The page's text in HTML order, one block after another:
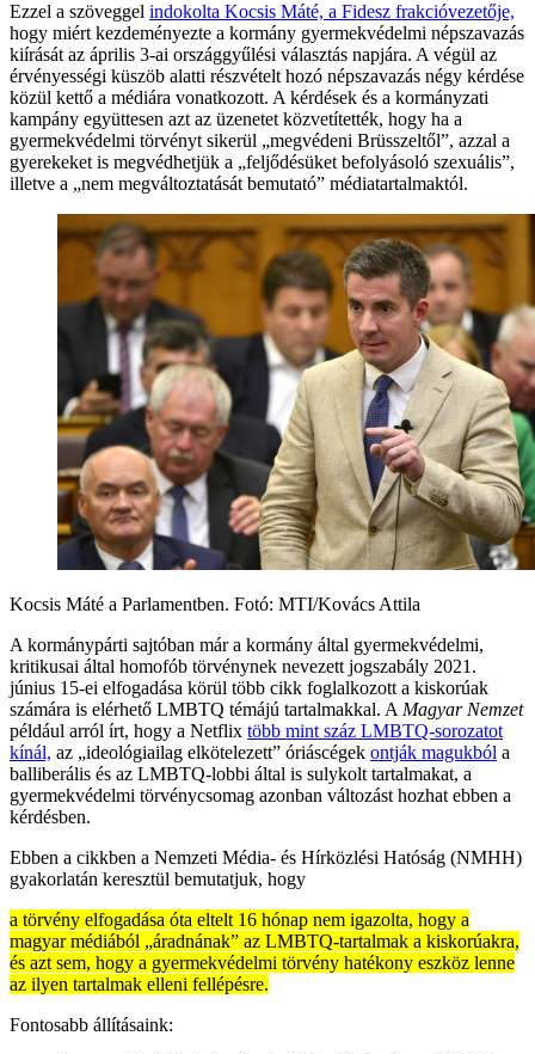
Ezzel a szöveggel indokolta Kocsis Máté, a Fidesz frakcióvezetője,
hogy miért kezdeményezte a kormány gyermekvédelmi népszavazás
kiírását az április 3-ai országgyűlési választás napjára. A végül az
érvényességi küszöb alatti részvételt hozó népszavazás négy kérdése
közül kettő a médiára vonatkozott. A kérdések és a kormányzati
kampány együttesen azt az üzenetet közvetítették, hogy ha a
gyermekvédelmi törvényt sikerül „megvédeni Brüsszeltől”, azzal a
gyerekeket is megvédhetjük a „feljődésüket befolyásoló szexuális”,
illetve a „nem megváltoztatását bemutató” médiatartalmaktól.
Kocsis Máté a Parlamentben. Fotó: MTI/Kovács Attila
A kormánypárti sajtóban már a kormány által gyermekvédelmi,
kritikusai által homofób törvénynek nevezett jogszabály 2021.
június 15-ei elfogadása körül több cikk foglalkozott a kiskorúak
számára is elérhető LMBTQ témájú tartalmakkal. A Magyar Nemzet
például arról írt, hogy a Netflix több mint száz LMBTQ-sorozatot
kínál, az „ideológiailag elkötelezett” óriáscégek ontják magukból a
balliberális és az LMBTQ-lobbi által is sulykolt tartalmakat, a
gyermekvédelmi törvénycsomag azonban változást hozhat ebben a
kérdésben.
Ebben a cikkben a Nemzeti Média- és Hírközlési Hatóság (NMHH)
gyakorlatán keresztül bemutatjuk, hogy
a törvény elfogadása óta eltelt 16 hónap nem igazolta, hogy a
magyar médiából „áradnának” az LMBTQ-tartalmak a kiskorúakra,
és azt sem, hogy a gyermekvédelmi törvény hatékony eszköz lenne
az ilyen tartalmak elleni fellépésre.
Fontosabb állításaink: